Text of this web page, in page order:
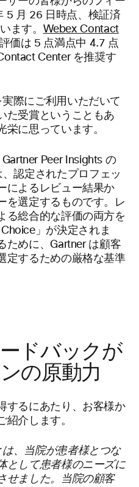
5 月 26 日時点、検証済
ます。 Webex Contact
価は 5 点満点中 4.7 点
Center を推奨す
際にご利用いただいて
た受賞ということもあ
栄に思っています。
Gartner Peer Insights の
、認定されたプロフェッ
によるレビュー結果か
を選定するものです。レ
る総合的な評価の両方を
」が決定されま
ために、Gartner は顧客
定するための厳格な基準
ドバックが
の原動力
するにあたり、お客様か
紹介します。
、当院が患者様とつな
として患者様のニーズに
せました。当院の顧客